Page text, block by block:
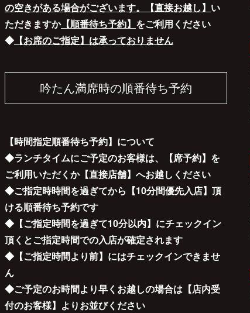
の空きがある場合がございます。【直接お越し】 い
ただきますか【順番待ち予約】 をご利用ください
◆ 【お席のご指定】は承っておりません
吟たん満席時の順番待ち予約
【時間指定順番待ち予約】について
◆ランチタイムにご予定のお客様は、【席予約】を
ご利用いただくか【直接店舗】へお越しください
◆ご指定時時間を過ぎてから【10分間優先入店】頂
ける順番待ち予約です
◆【ご指定時間を過ぎて10分以内】にチェックイン
頂くとご指定時間での入店が確定されます
◆【ご指定時間より前】にはチェックインできませ
ん
◆ご予定のお時間より早くお越しの場合は【店内受
付のお客様】よりお並びください